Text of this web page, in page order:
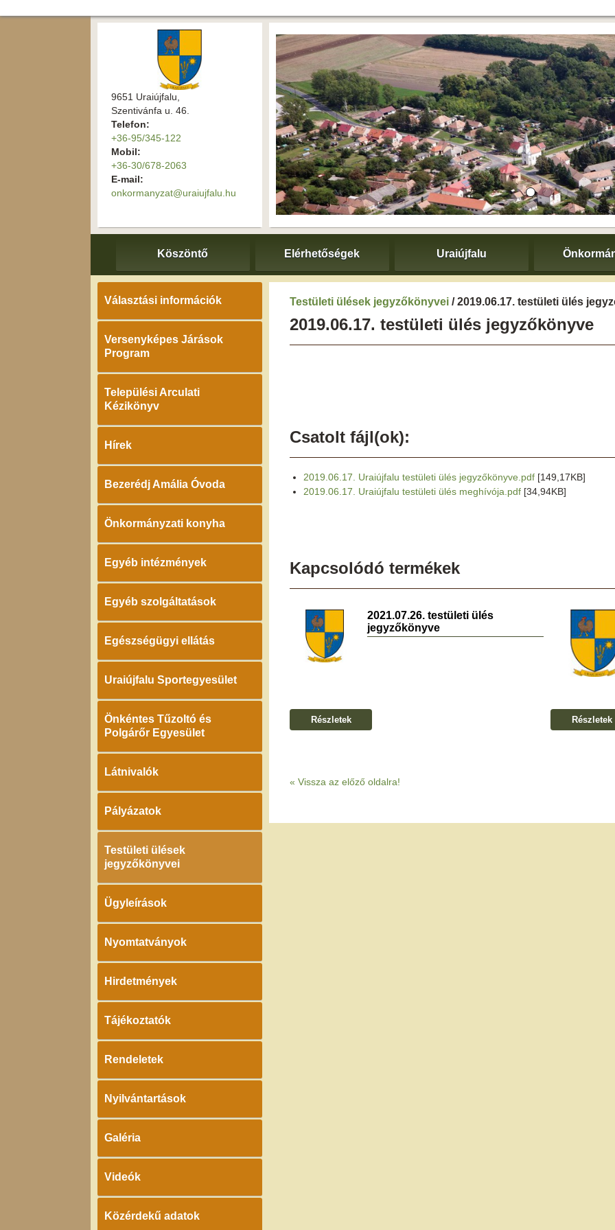
9651 Uraiújfalu,
Szentivánfa u. 46.
Telefon:
+36-95/345-122
Mobil:
+36-30/678-2063
E-mail:
onkormanyzat@uraiujfalu.hu
Köszöntő Elérhetőségek Uraiújfalu
Választási információk
Versenyképes Járások
Program
Települési Arculati
Kézikönyv
Hírek
Bezerédj Amália Óvoda
Önkormányzati konyha
Egyéb intézmények
Egyéb szolgáltatások
Egészségügyi ellátás
Uraiújfalu Sportegyesület
Önkéntes Tűzoltó és
Polgárőr Egyesület
Látnivalók
Pályázatok
Testületi ülések
jegyzőkönyvei
Ügyleírások
Nyomtatványok
Hirdetmények
Tájékoztatók
Rendeletek
Nyilvántartások
Galéria
Videók
Közérdekű adatok
Testületi ülések jegyzőkönyvei / 2019.06.17. testületi ülés
2019.06.17. testületi ülés jegyzőkönyve
Csatolt fájl(ok):
2019.06.17. Uraiújfalu testületi ülés jegyzőkönyve.pdf [149,17KB]
2019.06.17. Uraiújfalu testületi ülés meghívója.pdf [34,94KB]
Kapcsolódó termékek
2021.07.26. testületi ülés
jegyzőkönyve
Részletek Részletek
« Vissza az előző oldalra!